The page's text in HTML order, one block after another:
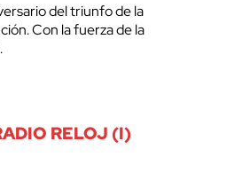
del triunfo de la
Con la fuerza de la
RELOJ (I)